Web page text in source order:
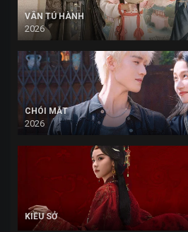
VÂN TÚ HÀNH
2026
CHÓI MẮT
2026
KIỀU SỞ